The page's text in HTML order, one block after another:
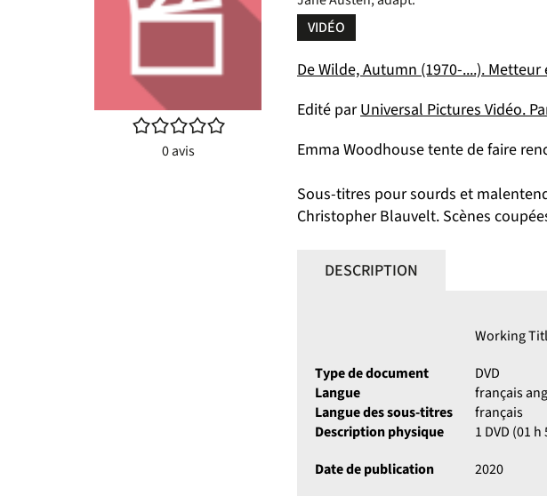
/5
0avis
VIDÉO
De Wilde, Autumn (1970-....).
Edité parUniversal Pictures Vidéo.
Emma Woodhouse tente de faire
Sous-titres pour sourds et
Christopher Blauvelt. Scènes
DESCRIPTION
Working
Type de document
DVD
Langue
français
Langue des sous-titres
français
Description physique
1 DVD (01
Date de publication
2020